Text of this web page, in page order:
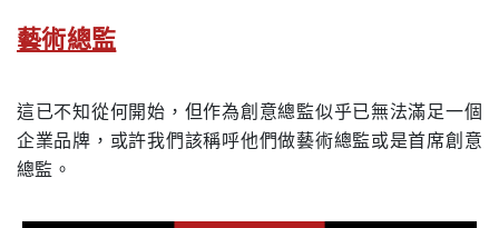
藝術總監
這已不知從何開始，但作為創意總監似乎已無法滿足一個
企業品牌，或許我們該稱呼他們做藝術總監或是首席創意
總監。